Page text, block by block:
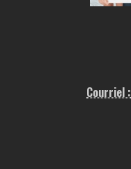
Courriel :